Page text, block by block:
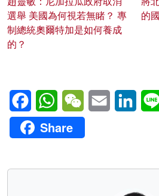
選舉 美國為何視若無睹？ 專
制總統奧爾特加是如何養成
的？
的
FacebookWhatsAppWeChatEmail
Share